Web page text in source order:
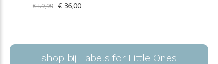
€ 59,99 € 36,00
shop bij Labels for Little Ones